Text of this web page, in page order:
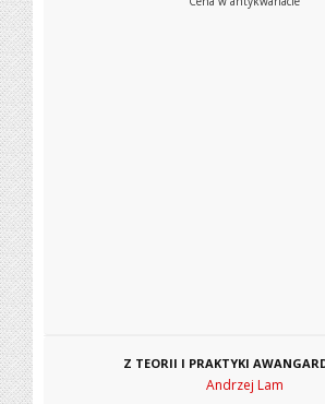
Z TEORII I PRAKTYKI
Andrzej Lam